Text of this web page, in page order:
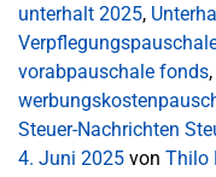
unterhalt 2025,
vorabpauschale fonds,
Steuer-Nachrichten
4. Juni 2025 von Thilo